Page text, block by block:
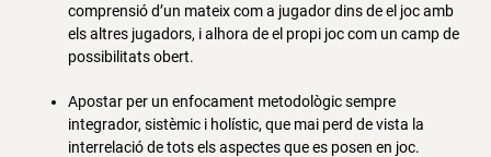
comprensió d’un mateix com a jugador dins de el joc amb
els altres jugadors, i alhora de el propi joc com un camp de
possibilitats obert.
Apostar per un enfocament metodològic sempre
integrador, sistèmic i holístic, que mai perd de vista la
interrelació de tots els aspectes que es posen en joc.